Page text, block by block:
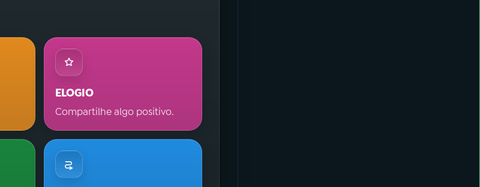
ELOGIO
Compartilhe algo positivo.